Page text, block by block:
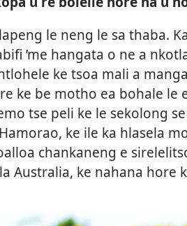
le neng le sa thaba.
’me hangata o ne a
ke tsoa mali a
ke be motho ea bohale le
tse peli ke le sekolong
ke ile ka hlasela
chankaneng e
Australia, ke nahana hore